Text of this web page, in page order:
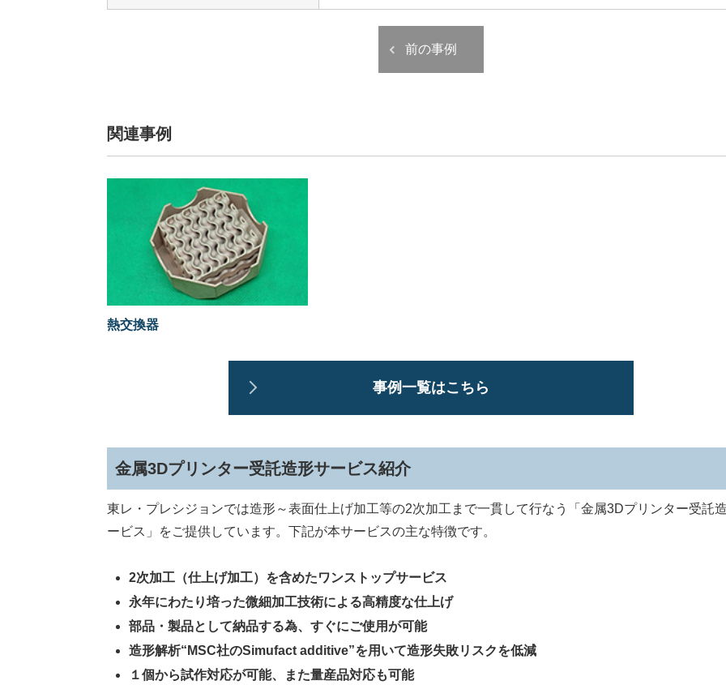
前の事例
関連事例
熱交換器
事例一覧はこちら
金属3Dプリンター受託造形サービス紹介
東レ・プレシジョンでは造形～表面仕上げ加工等の2次加工まで一貫して行なう「金属3Dプリンター受託
ービス」をご提供しています。下記が本サービスの主な特徴です。
2次加工（仕上げ加工）を含めたワンストップサービス
永年にわたり培った微細加工技術による高精度な仕上げ
部品・製品として納品する為、すぐにご使用が可能
造形解析“MSC社のSimufact additive”を用いて造形失敗リスクを低減
１個から試作対応が可能、また量産品対応も可能